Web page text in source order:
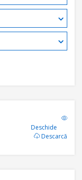
Deschide
Descarcă